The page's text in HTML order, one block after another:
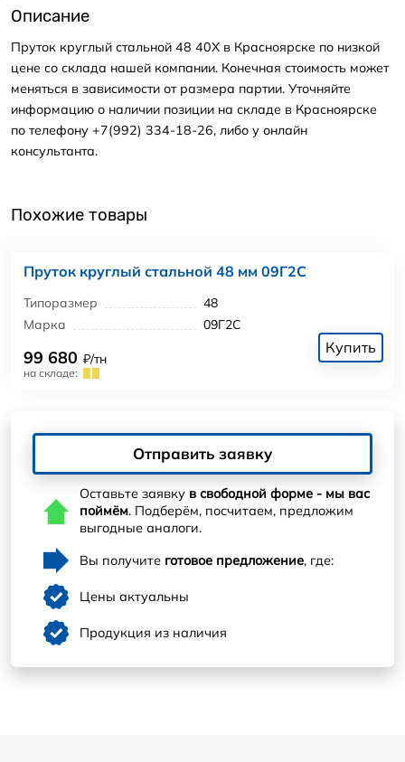
Описание
Пруток круглый стальной 48 40Х в Красноярске по низкой
цене со склада нашей компании. Конечная стоимость может
меняться в зависимости от размера партии. Уточняйте
информацию о наличии позиции на складе в Красноярске
по телефону +7(992) 334-18-26, либо у онлайн
консультанта.
Похожие товары
Пруток круглый стальной 48 мм 09Г2С
Типоразмер
48
Марка
09Г2С
99 680 ₽/тн
на складе:
Купить
Отправить заявку
Оставьте заявку в свободной форме - мы вас
поймём. Подберём, посчитаем, предложим
выгодные аналоги.
Вы получите готовое предложение, где:
Цены актуальны
Продукция из наличия